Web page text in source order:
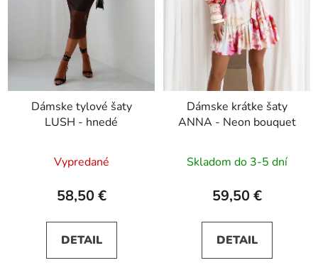
Dámske tylové šaty
LUSH - hnedé
Vypredané
58,50 €
DETAIL
Dámske krátke šaty
ANNA - Neon bouquet
Skladom do 3-5 dní
59,50 €
DETAIL